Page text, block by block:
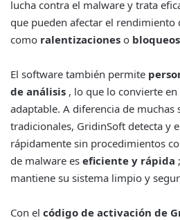
lucha contra el malware y trata
que pueden afectar el rendimiento
como ralentizaciones o bloqueos
El software también permite
de análisis , lo que lo convierte
adaptable. A diferencia de
tradicionales, GridinSoft detecta y
rápidamente sin procedimientos
de malware es eficiente y rápida
mantiene su sistema limpio y
Con el código de activación de